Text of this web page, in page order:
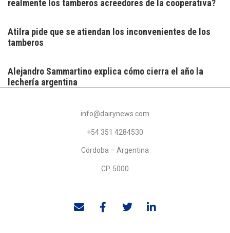
realmente los tamberos acreedores de la cooperativa?
Atilra pide que se atiendan los inconvenientes de los
tamberos
Alejandro Sammartino explica cómo cierra el año la
lechería argentina
info@dairynews.com
+54 351 4284530
Córdoba – Argentina
CP. 5000